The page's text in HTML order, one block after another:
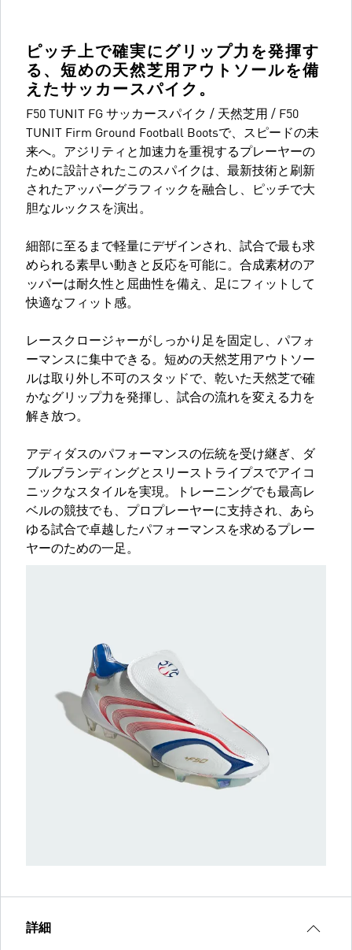
ピッチ上で確実にグリップ力を発揮す
る、短めの天然芝用アウトソールを備
えたサッカースパイク。
F50 TUNIT FG サッカースパイク / 天然芝用 / F50
TUNIT Firm Ground Football Bootsで、スピードの未
来へ。アジリティと加速力を重視するプレーヤーの
ために設計されたこのスパイクは、最新技術と刷新
されたアッパーグラフィックを融合し、ピッチで大
胆なルックスを演出。
細部に至るまで軽量にデザインされ、試合で最も求
められる素早い動きと反応を可能に。合成素材のア
ッパーは耐久性と屈曲性を備え、足にフィットして
快適なフィット感。
レースクロージャーがしっかり足を固定し、パフォ
ーマンスに集中できる。短めの天然芝用アウトソー
ルは取り外し不可のスタッドで、乾いた天然芝で確
かなグリップ力を発揮し、試合の流れを変える力を
解き放つ。
アディダスのパフォーマンスの伝統を受け継ぎ、ダ
ブルブランディングとスリーストライプスでアイコ
ニックなスタイルを実現。トレーニングでも最高レ
ベルの競技でも、プロプレーヤーに支持され、あら
ゆる試合で卓越したパフォーマンスを求めるプレー
ヤーのための一足。
詳細